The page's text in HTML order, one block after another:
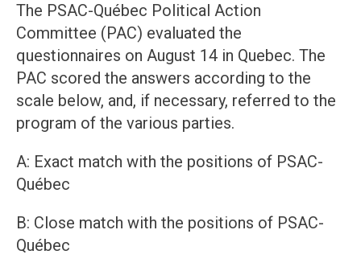
The PSAC-Québec Political Action
Committee (PAC) evaluated the
questionnaires on August 14 in Quebec. The
PAC scored the answers according to the
scale below, and, if necessary, referred to the
program of the various parties.
A: Exact match with the positions of PSAC-
Québec
B: Close match with the positions of PSAC-
Québec